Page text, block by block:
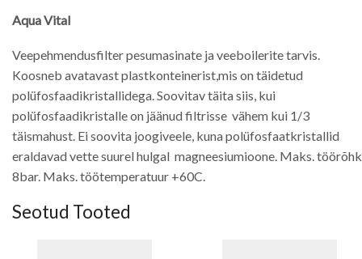
Aqua Vital
Veepehmendusfilter pesumasinate ja veeboilerite tarvis.
Koosneb avatavast plastkonteinerist,mis on täidetud
polüfosfaadikristallidega. Soovitav täita siis, kui
polüfosfaadikristalle on jäänud filtrisse vähem kui 1/3
täismahust. Ei soovita joogiveele, kuna polüfosfaatkristallid
eraldavad vette suurel hulgal magneesiumioone. Maks. töörõhk
8bar. Maks. töötemperatuur +60C.
Seotud Tooted